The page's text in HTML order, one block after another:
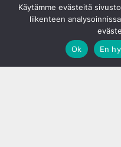
Käytämme evästeitä
liikenteen
Ok
En